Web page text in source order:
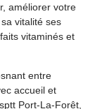
améliorer votre
vitalité ses
vitaminés et
entre
accueil et
Port-La-Forêt,